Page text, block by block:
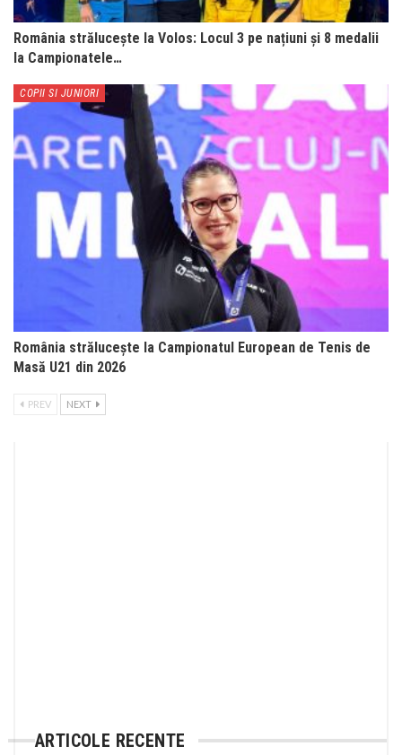
România strălucește la Volos: Locul 3 pe națiuni și 8 medalii
la Campionatele…
COPII SI JUNIORI
România strălucește la Campionatul European de Tenis de
Masă U21 din 2026
PREV NEXT
ARTICOLE RECENTE